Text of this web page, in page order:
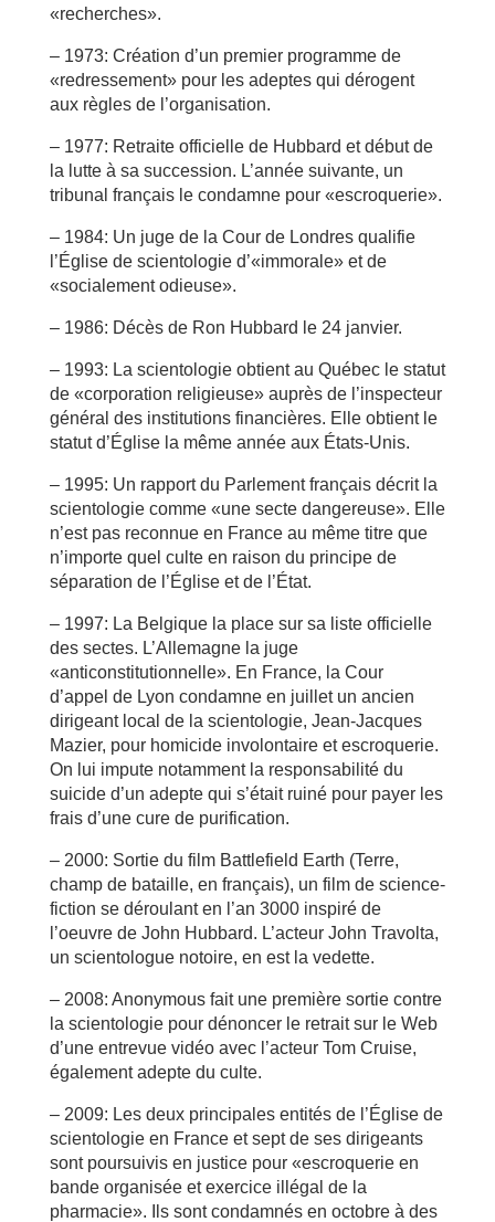
«recherches».
– 1973: Création d’un premier programme de
«redressement» pour les adeptes qui dérogent
aux règles de l’organisation.
– 1977: Retraite officielle de Hubbard et début de
la lutte à sa succession. L’année suivante, un
tribunal français le condamne pour «escroquerie».
– 1984: Un juge de la Cour de Londres qualifie
l’Église de scientologie d’«immorale» et de
«socialement odieuse».
– 1986: Décès de Ron Hubbard le 24 janvier.
– 1993: La scientologie obtient au Québec le statut
de «corporation religieuse» auprès de l’inspecteur
général des institutions financières. Elle obtient le
statut d’Église la même année aux États-Unis.
– 1995: Un rapport du Parlement français décrit la
scientologie comme «une secte dangereuse». Elle
n’est pas reconnue en France au même titre que
n’importe quel culte en raison du principe de
séparation de l’Église et de l’État.
– 1997: La Belgique la place sur sa liste officielle
des sectes. L’Allemagne la juge
«anticonstitutionnelle». En France, la Cour
d’appel de Lyon condamne en juillet un ancien
dirigeant local de la scientologie, Jean-Jacques
Mazier, pour homicide involontaire et escroquerie.
On lui impute notamment la responsabilité du
suicide d’un adepte qui s’était ruiné pour payer les
frais d’une cure de purification.
– 2000: Sortie du film Battlefield Earth (Terre,
champ de bataille, en français), un film de science-
fiction se déroulant en l’an 3000 inspiré de
l’oeuvre de John Hubbard. L’acteur John Travolta,
un scientologue notoire, en est la vedette.
– 2008: Anonymous fait une première sortie contre
la scientologie pour dénoncer le retrait sur le Web
d’une entrevue vidéo avec l’acteur Tom Cruise,
également adepte du culte.
– 2009: Les deux principales entités de l’Église de
scientologie en France et sept de ses dirigeants
sont poursuivis en justice pour «escroquerie en
bande organisée et exercice illégal de la
pharmacie». Ils sont condamnés en octobre à des